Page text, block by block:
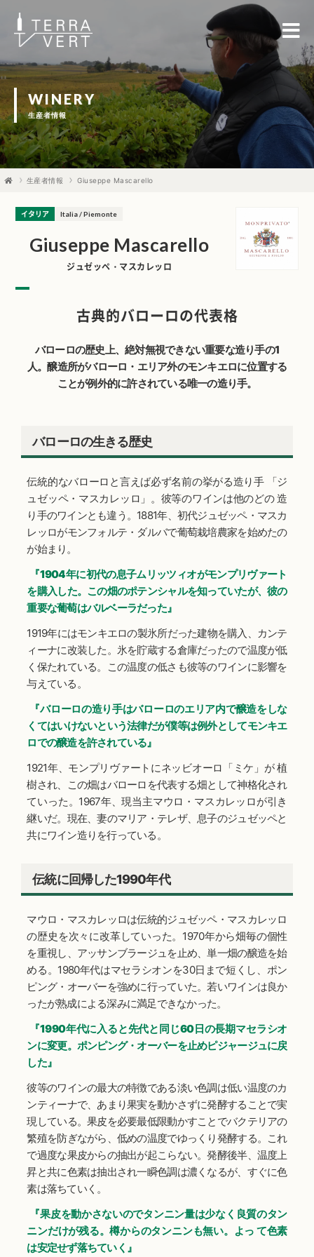
WINERY
生産者情報
生産者情報 Giuseppe Mascarello
Giuseppe Mascarello
ジュゼッペ・マスカレッロ
イタリア Italia / Piemonte
古典的バローロの代表格
バローロの歴史上、絶対無視できない重要な造り手の1
人。醸造所がバローロ・エリア外のモンキエロに位置する
ことが例外的に許されている唯一の造り手。
バローロの生きる歴史
伝統的なバローロと言えば必ず名前の挙がる造り手 「ジ
ュゼッペ・マスカレッロ」。彼等のワインは他のどの 造
り手のワインとも違う。1881年、初代ジュゼッペ・マスカ
レッロがモンフォルテ・ダルバで葡萄栽培農家を始めたの
が始まり。
『1904年に初代の息子ムリッツィオがモンプリヴァート
を購入した。この畑のポテンシャルを知っていたが、彼の
重要な葡萄はバルベーラだった』
1919年にはモンキエロの製氷所だった建物を購入、カンテ
ィーナに改装した。氷を貯蔵する倉庫だったので温度が低
く保たれている。この温度の低さも彼等のワインに影響を
与えている。
『バローロの造り手はバローロのエリア内で醸造をしな
くてはいけないという法律だが僕等は例外としてモンキエ
ロでの醸造を許されている』
1921年、モンプリヴァートにネッビオーロ「ミケ」が 植
樹され、この畑はバローロを代表する畑として神格化され
ていった。1967年、現当主マウロ・マスカレッロが引き
継いだ。現在、妻のマリア・テレザ、息子のジュゼッペと
共にワイン造りを行っている。
伝統に回帰した1990年代
マウロ・マスカレッロは伝統的ジュゼッペ・マスカレッロ
の歴史を次々に改革していった。1970年から畑毎の個性
を重視し、アッサンブラージュを止め、単一畑の醸造を始
める。1980年代はマセラシオンを30日まで短くし、ポン
ピング・オーバーを強めに行っていた。若いワインは良か
ったが熟成による深みに満足できなかった。
『1990年代に入ると先代と同じ60日の長期マセラシオ
ンに変更。ポンピング・オーバーを止めピジャージュに戻
した』
彼等のワインの最大の特徴である淡い色調は低い温度のカ
ンティーナで、あまり果実を動かさずに発酵することで実
現している。果皮を必要最低限動かすことでバクテリアの
繁殖を防ぎながら、低めの温度でゆっくり発酵する。これ
で過度な果皮からの抽出が起こらない。発酵後半、温度上
昇と共に色素は抽出され一瞬色調は濃くなるが、すぐに色
素は落ちていく。
『果皮を動かさないのでタンニン量は少なく良質のタン
ニンだけが残る。樽からのタンニンも無い。よっ て色素
は安定せず落ちていく』